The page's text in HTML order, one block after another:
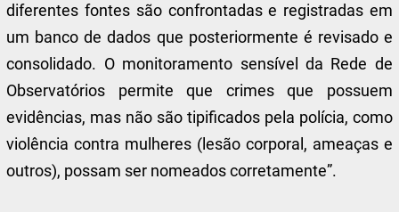
diferentes fontes são confrontadas e registradas em
um banco de dados que posteriormente é revisado e
consolidado. O monitoramento sensível da Rede de
Observatórios permite que crimes que possuem
evidências, mas não são tipificados pela polícia, como
violência contra mulheres (lesão corporal, ameaças e
outros), possam ser nomeados corretamente”.